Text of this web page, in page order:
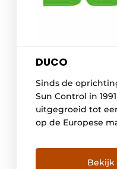
DUCO
Sinds de
Sun Control in
uitgegroeid tot
op de Europese
dan ook élke
gezond,
Bekijk